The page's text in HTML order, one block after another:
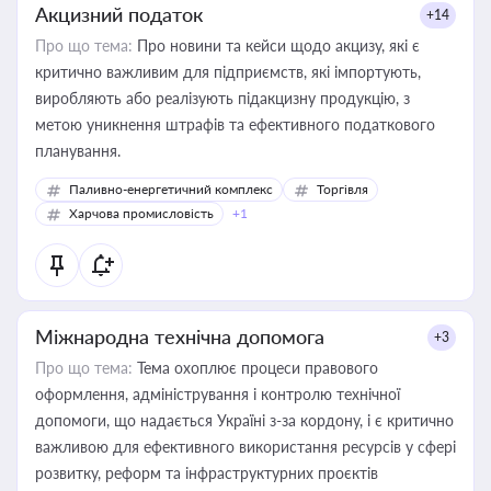
Акцизний податок +14
Про що тема: Про новини та кейси щодо акцизу, які є
критично важливим для підприємств, які імпортують,
виробляють або реалізують підакцизну продукцію, з
метою уникнення штрафів та ефективного податкового
планування.
Паливно-енергетичний комплекс
Торгівля
Харчова промисловість
+1
Міжнародна технічна допомога +3
Про що тема: Тема охоплює процеси правового
оформлення, адміністрування і контролю технічної
допомоги, що надається Україні з-за кордону, і є критично
важливою для ефективного використання ресурсів у сфері
розвитку, реформ та інфраструктурних проєктів